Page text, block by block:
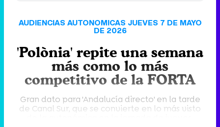
AUDIENCIAS AUTONOMICAS JUEVES 7 DE MAYO
DE 2026
'Polònia' repite una semana
más como lo más
competitivo de la FORTA
Gran dato para 'Andalucía directo' en la tarde
de Canal Sur, que se convierte en lo más visto